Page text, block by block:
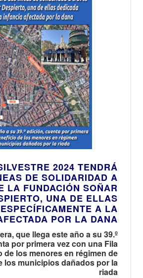
entidad que
recibirá ayuda
este año
2024 TENDRÁ
DE SOLIDARIDAD A
LA FUNDACIÓN SOÑAR
UNA DE ELLAS
A LA
POR LA DANA
que llega este año a su 39.º
por primera vez con una Fila
de los menores en régimen de
los municipios dañados por la
riada